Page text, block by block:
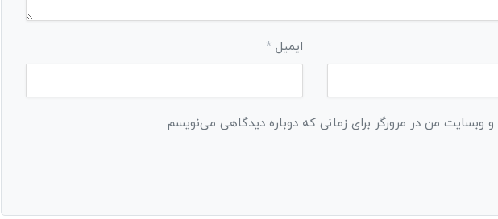
ایمیل *
و وبسایت من در مرورگر برای زمانی که دوباره دیدگاهی می‌نویسم.